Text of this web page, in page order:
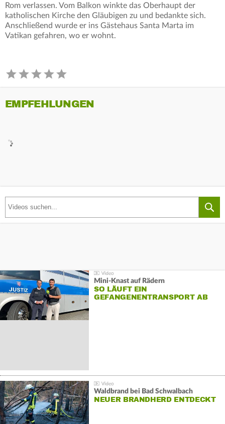
Rom verlassen. Vom Balkon winkte das Oberhaupt der
katholischen Kirche den Gläubigen zu und bedankte sich.
Anschließend wurde er ins Gästehaus Santa Marta im
Vatikan gefahren, wo er wohnt.
EMPFEHLUNGEN
Mini-Knast auf Rädern
SO LÄUFT EIN
GEFANGENENTRANSPORT AB
Waldbrand bei Bad Schwalbach
NEUER BRANDHERD ENTDECKT